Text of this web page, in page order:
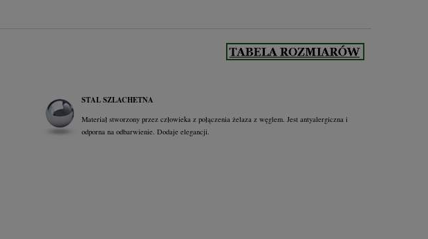
STAL SZLACHETNA
Materiał stworzony przez człowieka z połączenia żelaza z węglem. Jest antyalergiczna i
odporna na odbarwienie. Dodaje elegancji.